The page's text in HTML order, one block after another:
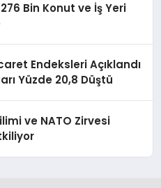
Bin Konut ve İş Yeri
Endeksleri Açıklandı
Yüzde 20,8 Düştü
ve NATO Zirvesi